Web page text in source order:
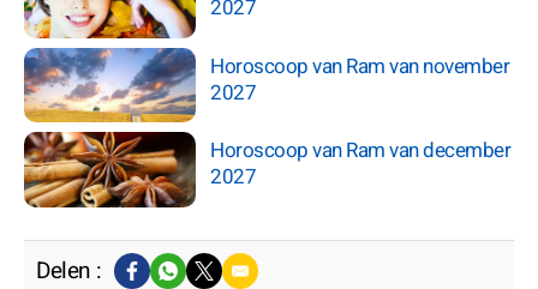
2027
Horoscoop van Ram van november
2027
Horoscoop van Ram van december
2027
Delen :